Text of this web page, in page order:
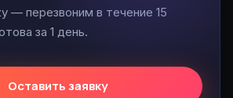
— перезвоним в течение 15
за 1 день.
Оставить заявку